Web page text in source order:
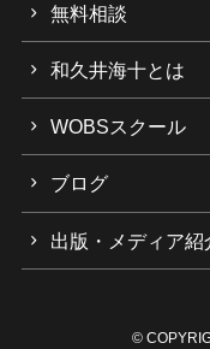
無料相談
和久井海十とは
WOBSスクール
ブログ
出版・メディア紹
©